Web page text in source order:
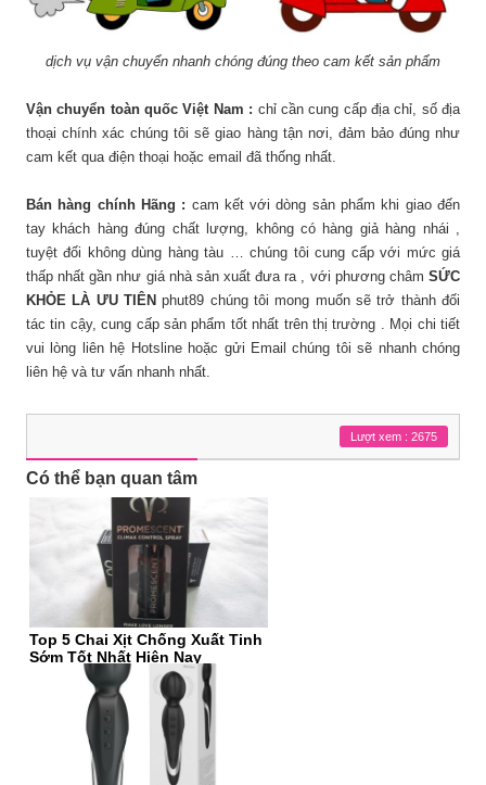
dịch vụ vận chuyển nhanh chóng đúng theo cam kết sản phẩm
Vận chuyển toàn quốc Việt Nam : chỉ cần cung cấp địa chỉ, số địa
thoại chính xác chúng tôi sẽ giao hàng tận nơi, đảm bảo đúng như
cam kết qua điện thoại hoặc email đã thống nhất.
Bán hàng chính Hãng : cam kết với dòng sản phẩm khi giao đến
tay khách hàng đúng chất lượng, không có hàng giả hàng nhái ,
tuyệt đối không dùng hàng tàu … chúng tôi cung cấp với mức giá
thấp nhất gần như giá nhà sản xuất đưa ra , với phương châm SỨC
KHỎE LÀ ƯU TIÊN phut89 chúng tôi mong muốn sẽ trở thành đối
tác tin cậy, cung cấp sản phẩm tốt nhất trên thị trường . Mọi chi tiết
vui lòng liên hệ Hotsline hoặc gửi Email chúng tôi sẽ nhanh chóng
liên hệ và tư vấn nhanh nhất.
Lượt xem : 2675
Có thể bạn quan tâm
Top 5 Chai Xịt Chống Xuất Tinh
Sớm Tốt Nhất Hiện Nay